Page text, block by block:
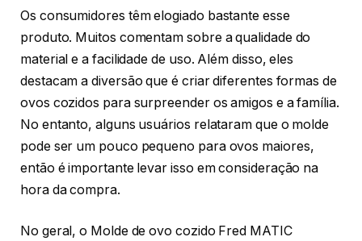
Os consumidores têm elogiado bastante esse
produto. Muitos comentam sobre a qualidade do
material e a facilidade de uso. Além disso, eles
destacam a diversão que é criar diferentes formas de
ovos cozidos para surpreender os amigos e a família.
No entanto, alguns usuários relataram que o molde
pode ser um pouco pequeno para ovos maiores,
então é importante levar isso em consideração na
hora da compra.
No geral, o Molde de ovo cozido Fred MATIC